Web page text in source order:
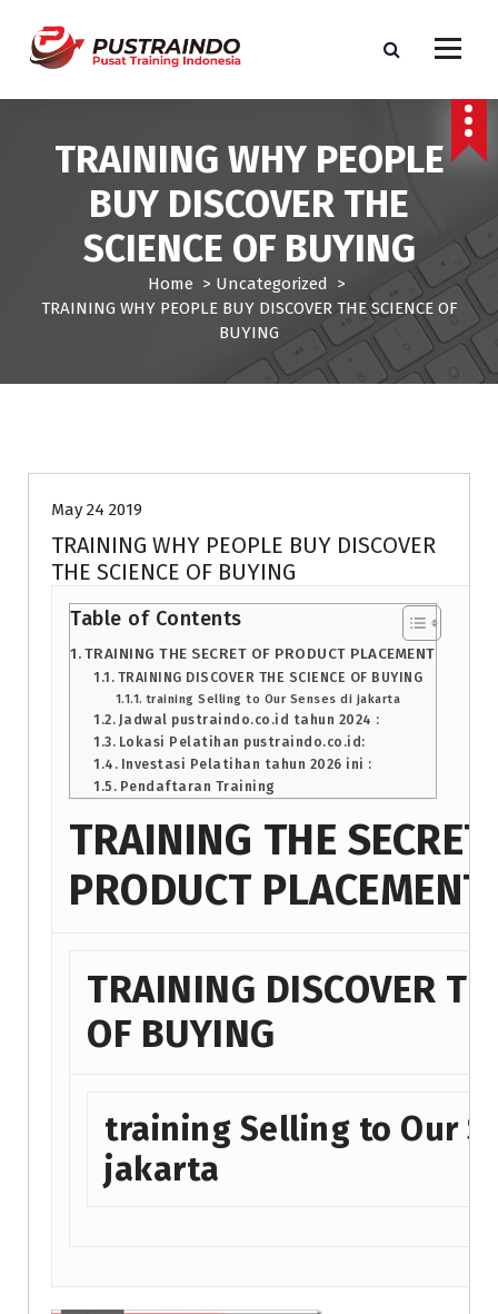
TRAINING WHY PEOPLE
BUY DISCOVER THE
SCIENCE OF BUYING
Home > Uncategorized >
TRAINING WHY PEOPLE BUY DISCOVER THE SCIENCE OF
BUYING
May 24 2019
TRAINING WHY PEOPLE BUY DISCOVER
THE SCIENCE OF BUYING
Table of Contents
TRAINING THE SECRET OF PRODUCT PLACEMENT
TRAINING DISCOVER THE SCIENCE OF BUYING
training Selling to Our Senses di jakarta
Jadwal pustraindo.co.id tahun 2024 :
Lokasi Pelatihan pustraindo.co.id:
Investasi Pelatihan tahun 2026 ini :
Pendaftaran Training
TRAINING THE SECRET
PRODUCT PLACEMENT
TRAINING DISCOVER
OF BUYING
training Selling to Our
jakarta